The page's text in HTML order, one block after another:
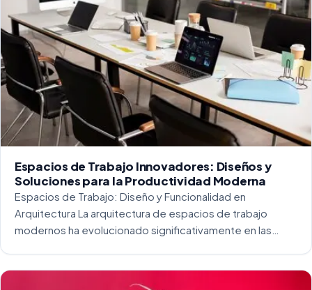
Espacios de Trabajo Innovadores: Diseños y
Soluciones para la Productividad Moderna
Espacios de Trabajo: Diseño y Funcionalidad en
Arquitectura La arquitectura de espacios de trabajo
modernos ha evolucionado significativamente en las